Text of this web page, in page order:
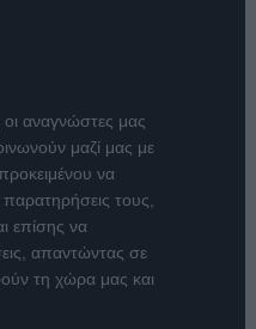
αναγνώστες μας
μαζί μας με
να
παρατηρήσεις τους,
επίσης να
απαντώντας σε
τη χώρα μας και